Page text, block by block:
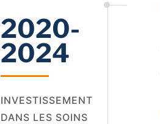
2020-
2024
INVESTISSEMENT
DANS LES SOINS